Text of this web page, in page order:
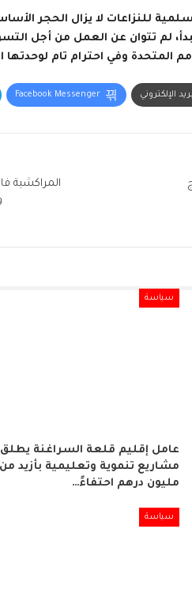
للنزاعات لا يزال الحجر
لم تتوان عن العمل من أجل
المتحدة وفي احترام تام لوحدتها
الإلكتروني Facebook Messenger
المراكشية
سياسة
عامل إقليم قلعة السراغنة يطلق
مليون درهم احتفاءً…
سياسة